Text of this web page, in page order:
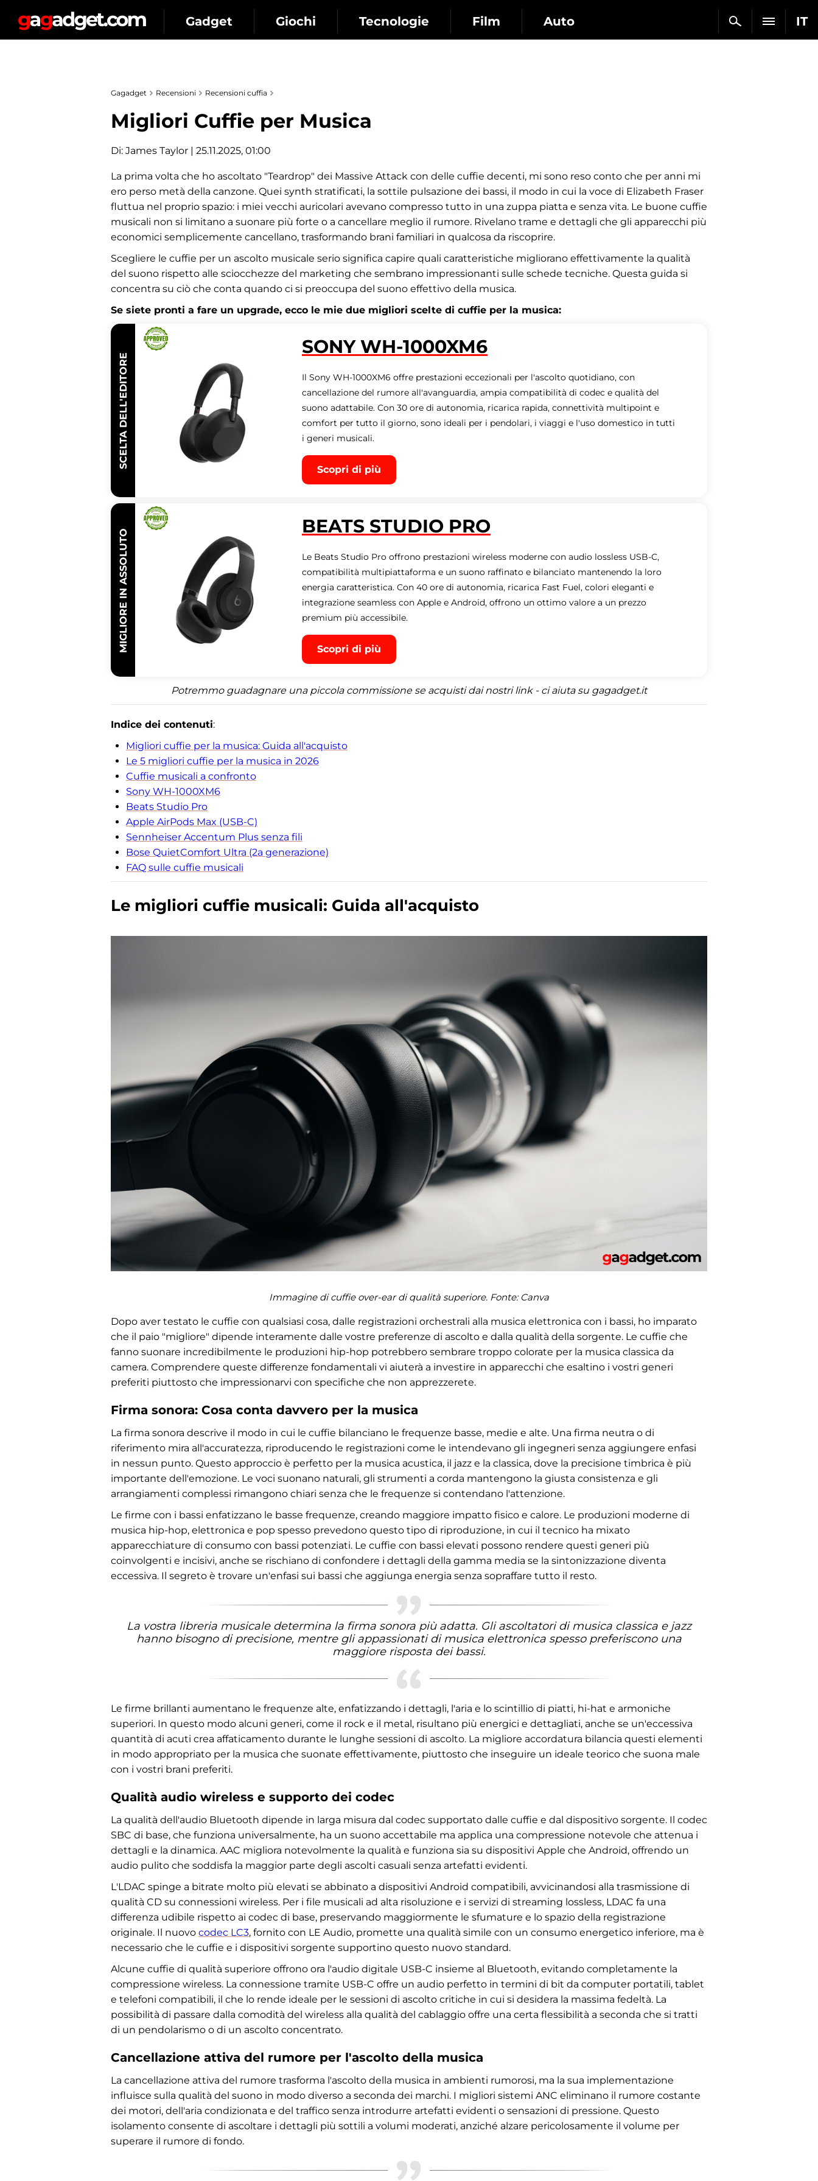
IT
Gadget Giochi Tecnologie Film Auto
Gagadget Recensioni Recensioni cuffia
Migliori Cuffie per Musica
Di: James Taylor | 25.11.2025, 01:00
La prima volta che ho ascoltato "Teardrop" dei Massive Attack con delle cuffie decenti, mi sono reso conto che per anni mi
ero perso metà della canzone. Quei synth stratificati, la sottile pulsazione dei bassi, il modo in cui la voce di Elizabeth Fraser
fluttua nel proprio spazio: i miei vecchi auricolari avevano compresso tutto in una zuppa piatta e senza vita. Le buone cuffie
musicali non si limitano a suonare più forte o a cancellare meglio il rumore. Rivelano trame e dettagli che gli apparecchi più
economici semplicemente cancellano, trasformando brani familiari in qualcosa da riscoprire.
Scegliere le cuffie per un ascolto musicale serio significa capire quali caratteristiche migliorano effettivamente la qualità
del suono rispetto alle sciocchezze del marketing che sembrano impressionanti sulle schede tecniche. Questa guida si
concentra su ciò che conta quando ci si preoccupa del suono effettivo della musica.
Se siete pronti a fare un upgrade, ecco le mie due migliori scelte di cuffie per la musica:
SCELTA DELL'EDITORE
SONY WH-1000XM6
Il Sony WH-1000XM6 offre prestazioni eccezionali per l'ascolto quotidiano, con
cancellazione del rumore all'avanguardia, ampia compatibilità di codec e qualità del
suono adattabile. Con 30 ore di autonomia, ricarica rapida, connettività multipoint e
comfort per tutto il giorno, sono ideali per i pendolari, i viaggi e l'uso domestico in tutti
i generi musicali.
Scopri di più
MIGLIORE IN ASSOLUTO
BEATS STUDIO PRO
Le Beats Studio Pro offrono prestazioni wireless moderne con audio lossless USB-C,
compatibilità multipiattaforma e un suono raffinato e bilanciato mantenendo la loro
energia caratteristica. Con 40 ore di autonomia, ricarica Fast Fuel, colori eleganti e
integrazione seamless con Apple e Android, offrono un ottimo valore a un prezzo
premium più accessibile.
Scopri di più
Potremmo guadagnare una piccola commissione se acquisti dai nostri link - ci aiuta su gagadget.it
Indice dei contenuti:
Migliori cuffie per la musica: Guida all'acquisto
Le 5 migliori cuffie per la musica in 2026
Cuffie musicali a confronto
Sony WH-1000XM6
Beats Studio Pro
Apple AirPods Max (USB-C)
Sennheiser Accentum Plus senza fili
Bose QuietComfort Ultra (2a generazione)
FAQ sulle cuffie musicali
Le migliori cuffie musicali: Guida all'acquisto
Immagine di cuffie over-ear di qualità superiore. Fonte: Canva
Dopo aver testato le cuffie con qualsiasi cosa, dalle registrazioni orchestrali alla musica elettronica con i bassi, ho imparato
che il paio "migliore" dipende interamente dalle vostre preferenze di ascolto e dalla qualità della sorgente. Le cuffie che
fanno suonare incredibilmente le produzioni hip-hop potrebbero sembrare troppo colorate per la musica classica da
camera. Comprendere queste differenze fondamentali vi aiuterà a investire in apparecchi che esaltino i vostri generi
preferiti piuttosto che impressionarvi con specifiche che non apprezzerete.
Firma sonora: Cosa conta davvero per la musica
La firma sonora descrive il modo in cui le cuffie bilanciano le frequenze basse, medie e alte. Una firma neutra o di
riferimento mira all'accuratezza, riproducendo le registrazioni come le intendevano gli ingegneri senza aggiungere enfasi
in nessun punto. Questo approccio è perfetto per la musica acustica, il jazz e la classica, dove la precisione timbrica è più
importante dell'emozione. Le voci suonano naturali, gli strumenti a corda mantengono la giusta consistenza e gli
arrangiamenti complessi rimangono chiari senza che le frequenze si contendano l'attenzione.
Le firme con i bassi enfatizzano le basse frequenze, creando maggiore impatto fisico e calore. Le produzioni moderne di
musica hip-hop, elettronica e pop spesso prevedono questo tipo di riproduzione, in cui il tecnico ha mixato
apparecchiature di consumo con bassi potenziati. Le cuffie con bassi elevati possono rendere questi generi più
coinvolgenti e incisivi, anche se rischiano di confondere i dettagli della gamma media se la sintonizzazione diventa
eccessiva. Il segreto è trovare un'enfasi sui bassi che aggiunga energia senza sopraffare tutto il resto.
La vostra libreria musicale determina la firma sonora più adatta. Gli ascoltatori di musica classica e jazz
hanno bisogno di precisione, mentre gli appassionati di musica elettronica spesso preferiscono una
maggiore risposta dei bassi.
Le firme brillanti aumentano le frequenze alte, enfatizzando i dettagli, l'aria e lo scintillio di piatti, hi-hat e armoniche
superiori. In questo modo alcuni generi, come il rock e il metal, risultano più energici e dettagliati, anche se un'eccessiva
quantità di acuti crea affaticamento durante le lunghe sessioni di ascolto. La migliore accordatura bilancia questi elementi
in modo appropriato per la musica che suonate effettivamente, piuttosto che inseguire un ideale teorico che suona male
con i vostri brani preferiti.
Qualità audio wireless e supporto dei codec
La qualità dell'audio Bluetooth dipende in larga misura dal codec supportato dalle cuffie e dal dispositivo sorgente. Il codec
SBC di base, che funziona universalmente, ha un suono accettabile ma applica una compressione notevole che attenua i
dettagli e la dinamica. AAC migliora notevolmente la qualità e funziona sia su dispositivi Apple che Android, offrendo un
audio pulito che soddisfa la maggior parte degli ascolti casuali senza artefatti evidenti.
L'LDAC spinge a bitrate molto più elevati se abbinato a dispositivi Android compatibili, avvicinandosi alla trasmissione di
qualità CD su connessioni wireless. Per i file musicali ad alta risoluzione e i servizi di streaming lossless, LDAC fa una
differenza udibile rispetto ai codec di base, preservando maggiormente le sfumature e lo spazio della registrazione
originale. Il nuovo codec LC3, fornito con LE Audio, promette una qualità simile con un consumo energetico inferiore, ma è
necessario che le cuffie e i dispositivi sorgente supportino questo nuovo standard.
Alcune cuffie di qualità superiore offrono ora l'audio digitale USB-C insieme al Bluetooth, evitando completamente la
compressione wireless. La connessione tramite USB-C offre un audio perfetto in termini di bit da computer portatili, tablet
e telefoni compatibili, il che lo rende ideale per le sessioni di ascolto critiche in cui si desidera la massima fedeltà. La
possibilità di passare dalla comodità del wireless alla qualità del cablaggio offre una certa flessibilità a seconda che si tratti
di un pendolarismo o di un ascolto concentrato.
Cancellazione attiva del rumore per l'ascolto della musica
La cancellazione attiva del rumore trasforma l'ascolto della musica in ambienti rumorosi, ma la sua implementazione
influisce sulla qualità del suono in modo diverso a seconda dei marchi. I migliori sistemi ANC eliminano il rumore costante
dei motori, dell'aria condizionata e del traffico senza introdurre artefatti evidenti o sensazioni di pressione. Questo
isolamento consente di ascoltare i dettagli più sottili a volumi moderati, anziché alzare pericolosamente il volume per
superare il rumore di fondo.